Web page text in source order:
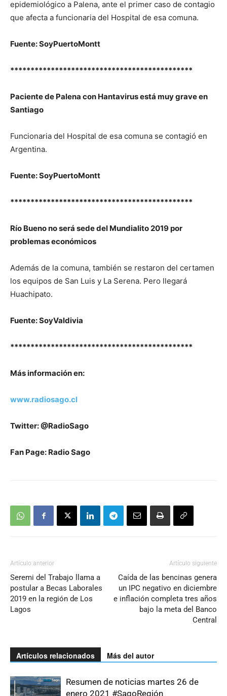
epidemiológico a Palena, ante el primer caso de contagio
que afecta a funcionaria del Hospital de esa comuna.
Fuente: SoyPuertoMontt
*********************************************
Paciente de Palena con Hantavirus está muy grave en
Santiago
Funcionaria del Hospital de esa comuna se contagió en
Argentina.
Fuente: SoyPuertoMontt
*********************************************
Río Bueno no será sede del Mundialito 2019 por
problemas económicos
Además de la comuna, también se restaron del certamen
los equipos de San Luis y La Serena. Pero llegará
Huachipato.
Fuente: SoyValdivia
*********************************************
Más información en:
www.radiosago.cl
Twitter: @RadioSago
Fan Page: Radio Sago
Artículo anterior
Seremi del Trabajo llama a
postular a Becas Laborales
2019 en la región de Los
Lagos
Artículo siguiente
Caída de las bencinas genera
un IPC negativo en diciembre
e inflación completa tres años
bajo la meta del Banco
Central
Artículos relacionados Más del autor
Resumen de noticias martes 26 de
enero 2021 #SagoRegión